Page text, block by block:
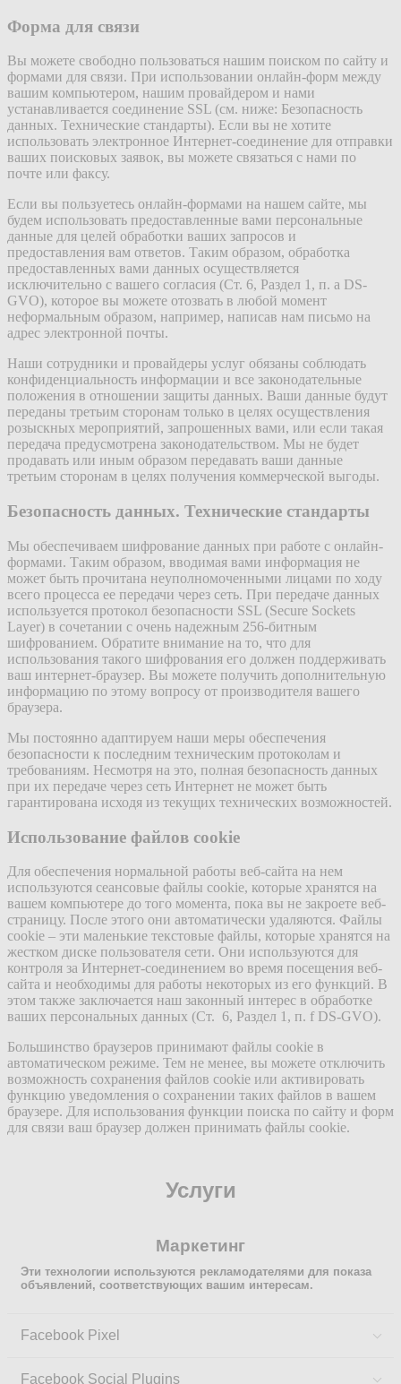
Форма для связи
Вы можете свободно пользоваться нашим поиском по сайту и
формами для связи. При использовании онлайн-форм между
вашим компьютером, нашим провайдером и нами
устанавливается соединение SSL (см. ниже: Безопасность
данных. Технические стандарты). Если вы не хотите
использовать электронное Интернет-соединение для отправки
ваших поисковых заявок, вы можете связаться с нами по
почте или факсу.
Если вы пользуетесь онлайн-формами на нашем сайте, мы
будем использовать предоставленные вами персональные
данные для целей обработки ваших запросов и
предоставления вам ответов. Таким образом, обработка
предоставленных вами данных осуществляется
исключительно с вашего согласия (Ст. 6, Раздел 1, п. а DS-
GVO), которое вы можете отозвать в любой момент
неформальным образом, например, написав нам письмо на
адрес электронной почты.
Наши сотрудники и провайдеры услуг обязаны соблюдать
конфиденциальность информации и все законодательные
положения в отношении защиты данных. Ваши данные будут
переданы третьим сторонам только в целях осуществления
розыскных мероприятий, запрошенных вами, или если такая
передача предусмотрена законодательством. Мы не будет
продавать или иным образом передавать ваши данные
третьим сторонам в целях получения коммерческой выгоды.
Безопасность данных. Технические стандарты
Мы обеспечиваем шифрование данных при работе с онлайн-
формами. Таким образом, вводимая вами информация не
может быть прочитана неуполномоченными лицами по ходу
всего процесса ее передачи через сеть. При передаче данных
используется протокол безопасности SSL (Secure Sockets
Layer) в сочетании с очень надежным 256-битным
шифрованием. Обратите внимание на то, что для
использования такого шифрования его должен поддерживать
ваш интернет-браузер. Вы можете получить дополнительную
информацию по этому вопросу от производителя вашего
браузера.
Мы постоянно адаптируем наши меры обеспечения
безопасности к последним техническим протоколам и
требованиям. Несмотря на это, полная безопасность данных
при их передаче через сеть Интернет не может быть
гарантирована исходя из текущих технических возможностей.
Использование файлов cookie
Для обеспечения нормальной работы веб-сайта на нем
используются сеансовые файлы cookie, которые хранятся на
вашем компьютере до того момента, пока вы не закроете веб-
страницу. После этого они автоматически удаляются. Файлы
cookie – эти маленькие текстовые файлы, которые хранятся на
жестком диске пользователя сети. Они используются для
контроля за Интернет-соединением во время посещения веб-
сайта и необходимы для работы некоторых из его функций. В
этом также заключается наш законный интерес в обработке
ваших персональных данных (Ст. 6, Раздел 1, п. f DS-GVO).
Большинство браузеров принимают файлы cookie в
автоматическом режиме. Тем не менее, вы можете отключить
возможность сохранения файлов cookie или активировать
функцию уведомления о сохранении таких файлов в вашем
браузере. Для использования функции поиска по сайту и форм
для связи ваш браузер должен принимать файлы cookie.
Услуги
Маркетинг
Эти технологии используются рекламодателями для показа
объявлений, соответствующих вашим интересам.
Facebook Pixel
Facebook Social Plugins